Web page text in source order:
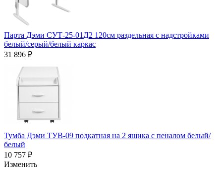
Парта Дэми СУТ-25-01Д2 120см раздельная с надстройками
белый/серый/белый каркас
31 896 ₽
Тумба Дэми ТУВ-09 подкатная на 2 ящика с пеналом белый/
белый
10 757 ₽
Изменить